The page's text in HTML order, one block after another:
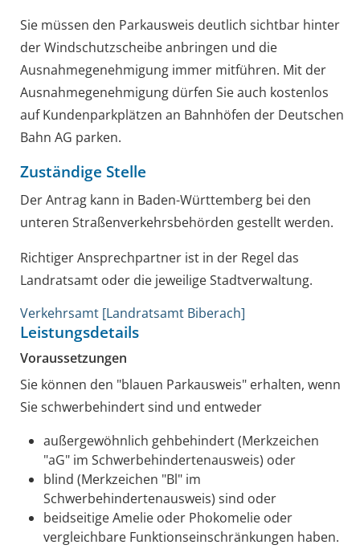
Sie müssen den Parkausweis deutlich sichtbar hinter
der Windschutzscheibe anbringen und die
Ausnahmegenehmigung immer mitführen. Mit der
Ausnahmegenehmigung dürfen Sie auch kostenlos
auf Kundenparkplätzen an Bahnhöfen der Deutschen
Bahn AG parken.
Zuständige Stelle
Der Antrag kann in Baden-Württemberg bei den
unteren Straßenverkehrsbehörden gestellt werden.
Richtiger Ansprechpartner ist in der Regel das
Landratsamt oder die jeweilige Stadtverwaltung.
Verkehrsamt [Landratsamt Biberach]
Leistungsdetails
Voraussetzungen
Sie können den "blauen Parkausweis" erhalten, wenn
Sie schwerbehindert sind und entweder
außergewöhnlich gehbehindert (Merkzeichen
"aG" im Schwerbehindertenausweis) oder
blind (Merkzeichen "Bl" im
Schwerbehindertenausweis) sind oder
beidseitige Amelie oder Phokomelie oder
vergleichbare Funktionseinschränkungen haben.